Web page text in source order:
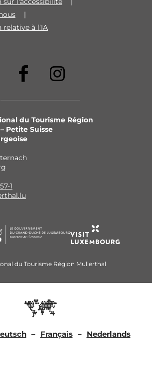
à l’IA
du Tourisme Région
Petite Suisse
1
du Tourisme Région Mullerthal
Français Nederlands